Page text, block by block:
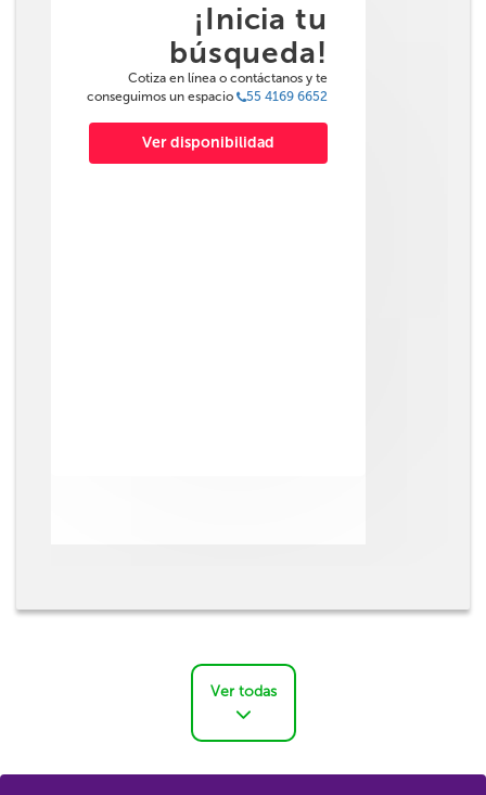
¡Inicia tu
búsqueda!
Cotiza en línea o contáctanos y te
conseguimos un espacio
55 4169 6652
Ver disponibilidad
Ver todas